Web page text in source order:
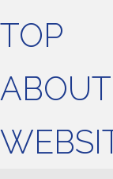
TOP
ABOUT